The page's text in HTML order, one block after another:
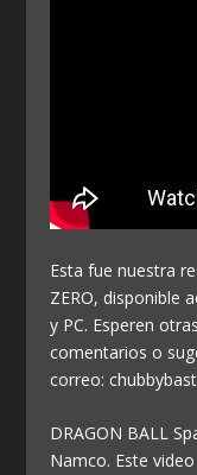
Esta fue nuestra
ZERO, disponible
y PC. Esperen
comentarios o
correo:
DRAGON BALL
Namco. Este